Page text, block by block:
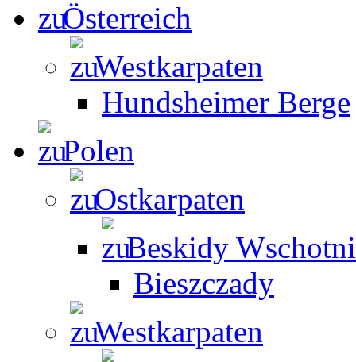
Österreich
Westkarpaten
Hundsheimer Berge
Polen
Ostkarpaten
Beskidy
Bieszczady
Westkarpaten